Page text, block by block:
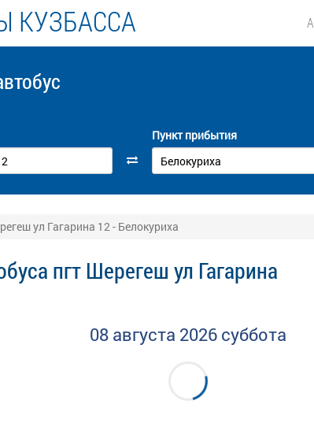
КУЗБАССА
Пункт прибытия
ул Гагарина 12 - Белокуриха
пгт Шерегеш ул Гагарина
08 августа 2026 суббота